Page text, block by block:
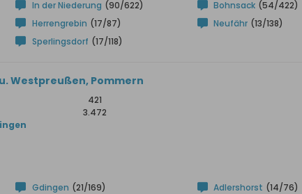
In der Niederung (90/622) Bohnsack (54/422)
Herrengrebin (17/87) Neufähr (13/138)
Sperlingsdorf (17/118)
Westpreußen, Pommern
421
3.472
Gdingen (21/169) Adlershorst (14/76)